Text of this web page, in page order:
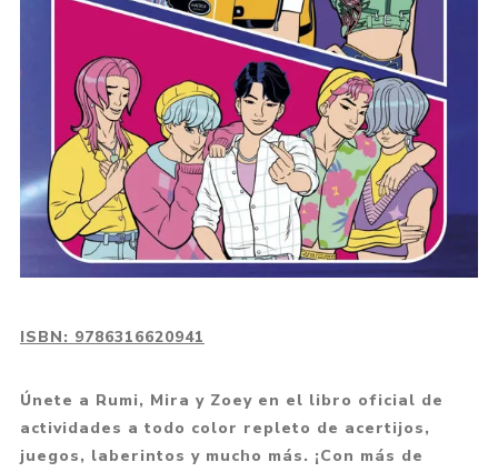
ISBN: 9786316620941
Únete a Rumi, Mira y Zoey en el libro oficial de
actividades a todo color repleto de acertijos,
juegos, laberintos y mucho más. ¡Con más de